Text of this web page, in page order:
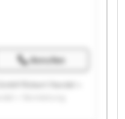
Anrufen
GmbH Robert